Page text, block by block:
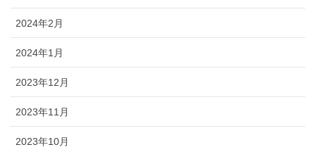
2024年2月
2024年1月
2023年12月
2023年11月
2023年10月